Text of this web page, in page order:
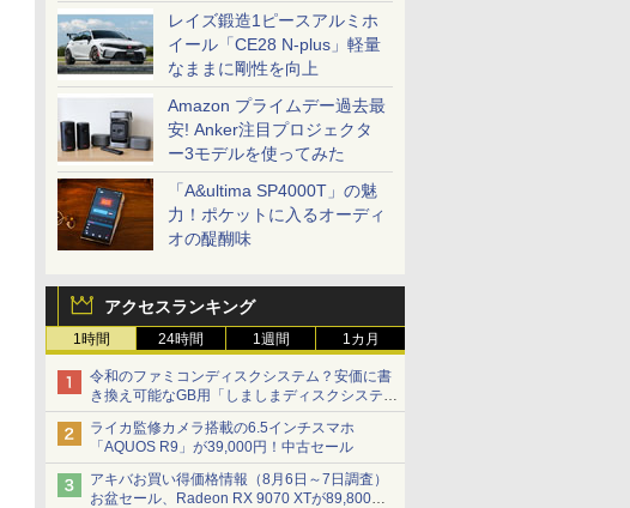
レイズ鍛造1ピースアルミホ
イール「CE28 N-plus」軽量
なままに剛性を向上
Amazon プライムデー過去最
安! Anker注目プロジェクタ
ー3モデルを使ってみた
「A&ultima SP4000T」の魅
力！ポケットに入るオーディ
オの醍醐味
アクセスランキング
1時間 24時間 1週間 1カ月
令和のファミコンディスクシステム？安価に書
き換え可能なGB用「しましまディスクシステ
ム」
ライカ監修カメラ搭載の6.5インチスマホ
「AQUOS R9」が39,000円！中古セール
アキバお買い得価格情報（8月6日～7日調査）
お盆セール、Radeon RX 9070 XTが89,800